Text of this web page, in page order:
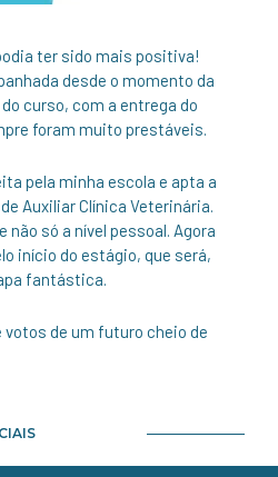
ter sido mais positiva!
desde o momento da
curso, com a entrega do
foram muito prestáveis.
pela minha escola e apta a
Auxiliar Clínica Veterinária.
só a nível pessoal. Agora
início do estágio, que será,
fantástica.
votos de um futuro cheio de